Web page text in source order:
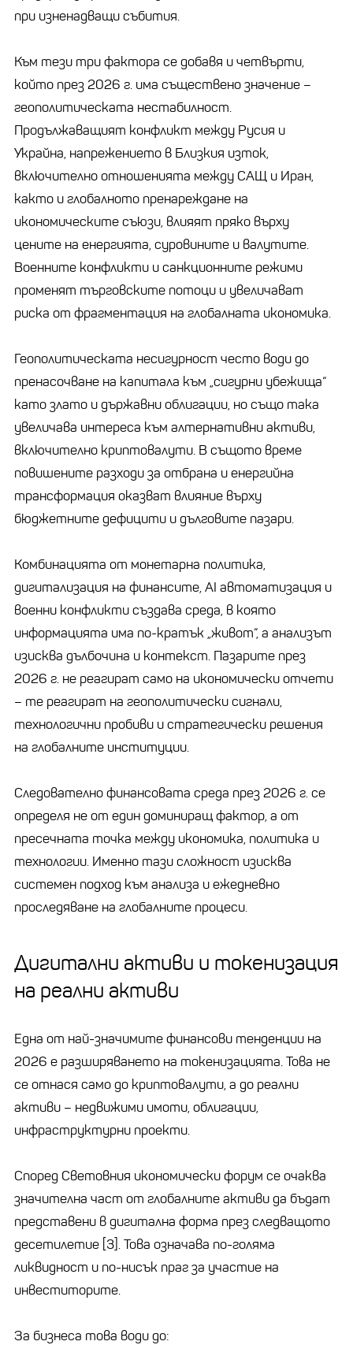
при изненадващи събития.
Към тези три фактора се добавя и четвърти,
който през 2026 г. има съществено значение –
геополитическата нестабилност.
Продължаващият конфликт между Русия и
Украйна, напрежението в Близкия изток,
включително отношенията между САЩ и Иран,
както и глобалното пренареждане на
икономическите съюзи, влияят пряко върху
цените на енергията, суровините и валутите.
Военните конфликти и санкционните режими
променят търговските потоци и увеличават
риска от фрагментация на глобалната икономика.
Геополитическата несигурност често води до
пренасочване на капитала към „сигурни убежища“
като злато и държавни облигации, но също така
увеличава интереса към алтернативни активи,
включително криптовалути. В същото време
повишените разходи за отбрана и енергийна
трансформация оказват влияние върху
бюджетните дефицити и дълговите пазари.
Комбинацията от монетарна политика,
дигитализация на финансите, AI автоматизация и
военни конфликти създава среда, в която
информацията има по-кратък „живот“, а анализът
изисква дълбочина и контекст. Пазарите през
2026 г. не реагират само на икономически отчети
– те реагират на геополитически сигнали,
технологични пробиви и стратегически решения
на глобалните институции.
Следователно финансовата среда през 2026 г. се
определя не от един доминиращ фактор, а от
пресечната точка между икономика, политика и
технологии. Именно тази сложност изисква
системен подход към анализа и ежедневно
проследяване на глобалните процеси.
Дигитални активи и токенизация
на реални активи
Една от най-значимите финансови тенденции на
2026 е разширяването на токенизацията. Това не
се отнася само до криптовалути, а до реални
активи – недвижими имоти, облигации,
инфраструктурни проекти.
Според Световния икономически форум се очаква
значителна част от глобалните активи да бъдат
представени в дигитална форма през следващото
десетилетие [3]. Това означава по-голяма
ликвидност и по-нисък праг за участие на
инвеститорите.
За бизнеса това води до: